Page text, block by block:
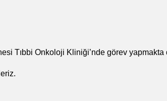
Tıbbi Onkoloji Kliniği’nde görev yapmakta